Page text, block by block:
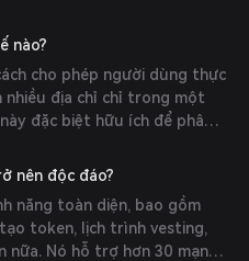
tiền điện tử, airdrop, phần
Bằng cách cho phép
đến các người nhận khác
CoinSender giúp tối ưu hóa
và người tổ chức token
nào?
cho phép người dùng thực
nhiều địa chỉ chỉ trong một
đặc biệt hữu ích để phân
airdrop, quản lý lương
toán cho nhiều nhà
trợ nhiều blockchain, ví và
và tiện lợi cho người dùng.
nên độc đáo?
năng toàn diện, bao gồm
token, lịch trình vesting,
nữa. Nó hỗ trợ hơn 30 mạng